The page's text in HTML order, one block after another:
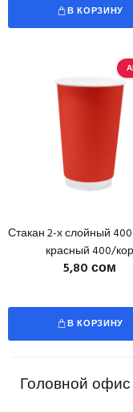
В КОРЗИНУ
Стакан 2-х слойный
красный 400/кор
5,80 сом
В КОРЗИНУ
Головной офис